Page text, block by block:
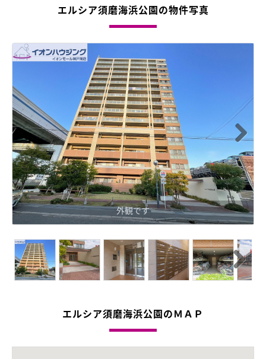
エルシア須磨海浜公園の物件写真
外観です
Next
Next
エルシア須磨海浜公園のＭＡＰ